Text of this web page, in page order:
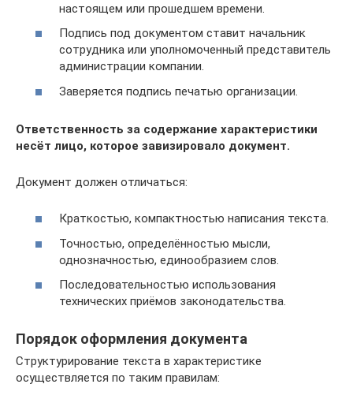
настоящем или прошедшем времени.
Подпись под документом ставит начальник
сотрудника или уполномоченный представитель
администрации компании.
Заверяется подпись печатью организации.
Ответственность за содержание характеристики
несёт лицо, которое завизировало документ.
Документ должен отличаться:
Краткостью, компактностью написания текста.
Точностью, определённостью мысли,
однозначностью, единообразием слов.
Последовательностью использования
технических приёмов законодательства.
Порядок оформления документа
Структурирование текста в характеристике
осуществляется по таким правилам: